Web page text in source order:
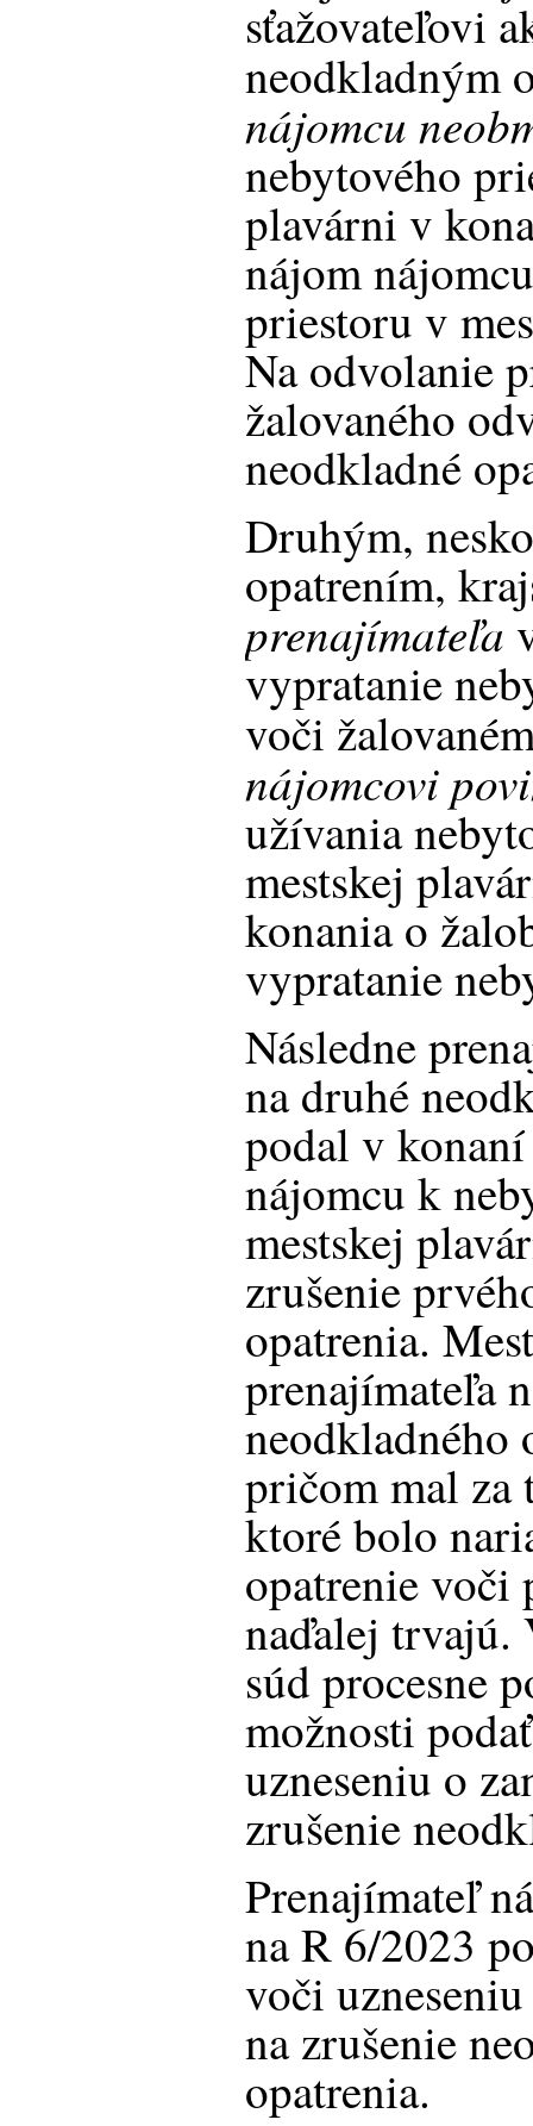
sťažovateľovi
neodkladným
nájomcu
nebytového
plavárni v
nájom
priestoru v
Na odvolanie
žalovaného
neodkladné
Druhým,
opatrením,
prenajímateľa
vypratanie
voči
nájomcovi
užívania
mestskej
konania o
vypratanie
Následne
na druhé
podal v
nájomcu k
mestskej
zrušenie
opatrenia.
prenajímateľa
neodkladného
pričom mal za
ktoré bolo
opatrenie voči
naďalej trvajú.
súd procesne
možnosti
uzneseniu o
zrušenie
Prenajímateľ
na R 6/2023
voči
na zrušenie
opatrenia.